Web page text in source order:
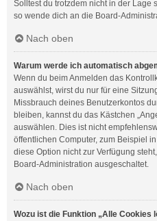
Solltest du trotzdem nicht in der Lage
so wende dich an die Board-
Nach oben
Warum werde ich automatisch
Wenn du beim Anmelden das
auswählst, wirst du nur für eine
Missbrauch deines Benutzerkontos
bleiben, kannst du das Kästchen
auswählen. Dies ist nicht
öffentlichen Computer, zum Beispiel
diese Option nicht zur Verfügung
Board-Administration ausgeschaltet.
Nach oben
Wozu ist die Funktion „Alle Cookies